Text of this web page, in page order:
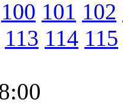
100 101 102
113 114 115